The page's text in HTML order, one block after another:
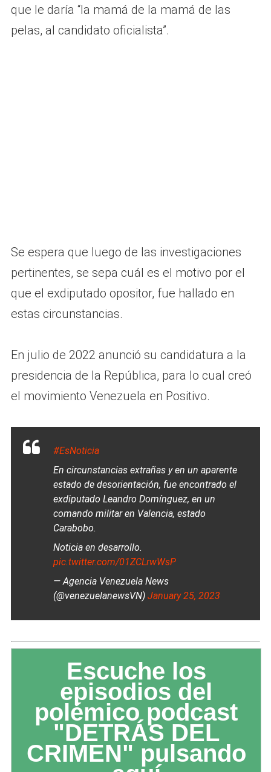
que le daría “la mamá de la mamá de las
pelas, al candidato oficialista”.
Se espera que luego de las investigaciones
pertinentes, se sepa cuál es el motivo por el
que el exdiputado opositor, fue hallado en
estas circunstancias.
En julio de 2022 anunció su candidatura a la
presidencia de la República, para lo cual creó
el movimiento Venezuela en Positivo.
#EsNoticia
En circunstancias extrañas y en un aparente
estado de desorientación, fue encontrado el
exdiputado Leandro Domínguez, en un
comando militar en Valencia, estado
Carabobo.
Noticia en desarrollo.
pic.twitter.com/01ZCLrwWsP
— Agencia Venezuela News
(@venezuelanewsVN) January 25, 2023
Escuche los
episodios del
polémico podcast
"DETRÁS DEL
CRIMEN" pulsando